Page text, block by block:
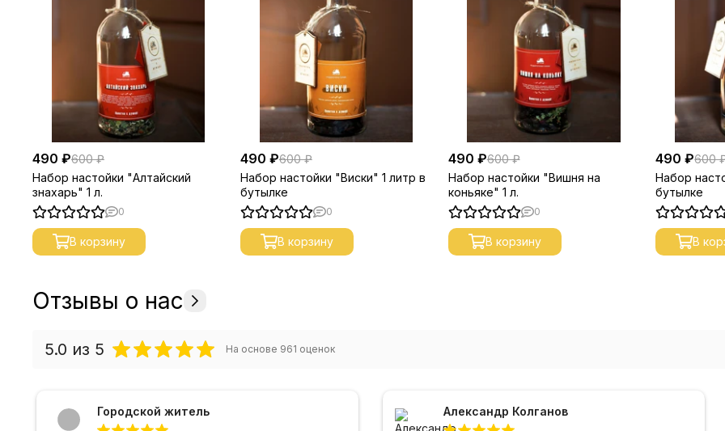
490 ₽600 ₽
Набор настойки "Алтайский
знахарь" 1 л.
0
В корзину
490 ₽600 ₽
Набор настойки "Виски" 1 литр в
бутылке
0
В корзину
490 ₽600 ₽
Набор настойки "Вишня на
коньяке" 1 л.
0
В корзину
490 ₽600
Набор
бутылке
В
Отзывы о нас
5.0 из 5 На основе 961 оценок
Городской житель Александр Колганов